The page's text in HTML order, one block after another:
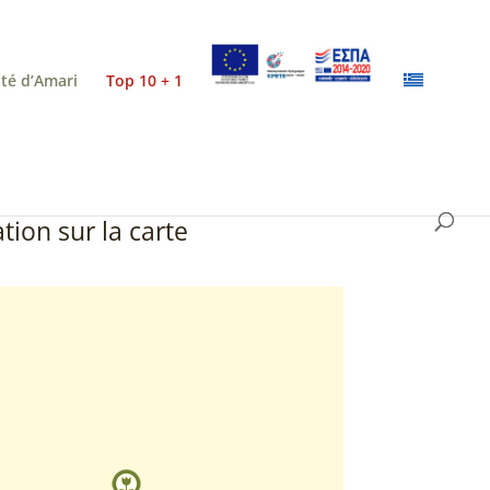
d’Amari Top 10 + 1
sur la carte